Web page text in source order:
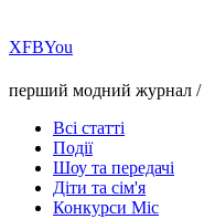
ХFBYou
перший модний журнал /
Всі статті
Події
Шоу та передачі
Діти та сім'я
Конкурси Міс